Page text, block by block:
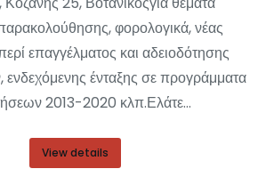
φορολογικά, νέας
επαγγέλματος και αδειοδότησης
ενδεχόμενης ένταξης σε προγράμματα
2013-2020 κλπ.Ελάτε…
View details